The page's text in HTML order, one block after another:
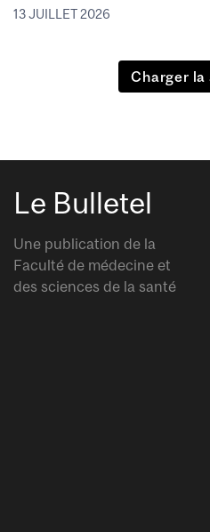
13 JUILLET 2026
Charger la
Le Bulletel
Une publication de la
Faculté de médecine et
des sciences de la santé